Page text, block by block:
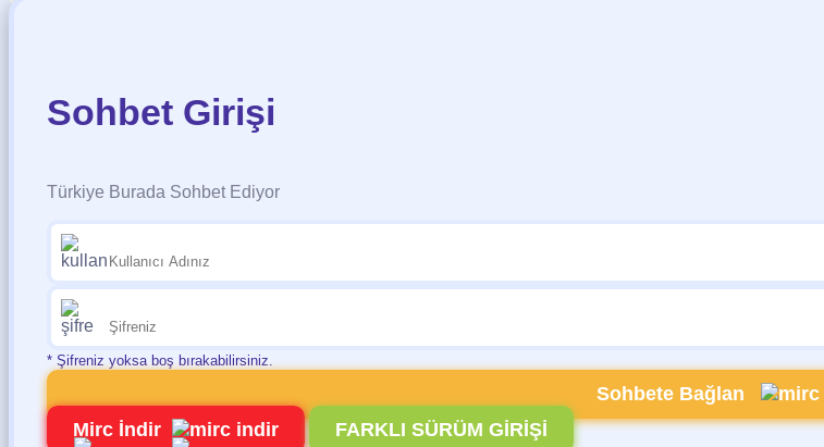
Sohbet Girişi
Türkiye Burada Sohbet Ediyor
* Şifreniz yoksa boş bırakabilirsiniz.
Sohbete Bağlan
Mirc İndir
FARKLI SÜRÜM GİRİŞİ